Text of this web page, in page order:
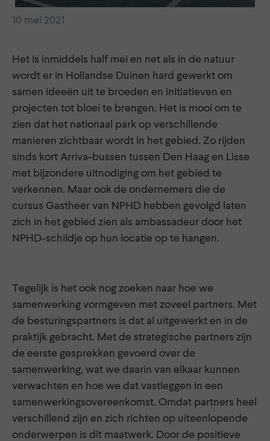
10 mei 2021
Het is inmiddels half mei en net als in de natuur
wordt er in Hollandse Duinen hard gewerkt om
samen ideeën uit te broeden en initiatieven en
projecten tot bloei te brengen. Het is mooi om te
zien dat het nationaal park op verschillende
manieren zichtbaar wordt in het gebied. Zo rijden
sinds kort Arriva-bussen tussen Den Haag en Lisse
met bijzondere uitnodiging om het gebied te
verkennen. Maar ook de ondernemers die de
cursus Gastheer van NPHD hebben gevolgd laten
zich in het gebied zien als ambassadeur door het
NPHD-schildje op hun locatie op te hangen.
Tegelijk is het ook nog zoeken naar hoe we
samenwerking vormgeven met zoveel partners. Met
de besturingspartners is dat al uitgewerkt en in de
praktijk gebracht. Met de strategische partners zijn
de eerste gesprekken gevoerd over de
samenwerking, wat we daarin van elkaar kunnen
verwachten en hoe we dat vastleggen in een
samenwerkingsovereenkomst. Omdat partners heel
verschillend zijn en zich richten op uiteenlopende
onderwerpen is dit maatwerk. Door de positieve